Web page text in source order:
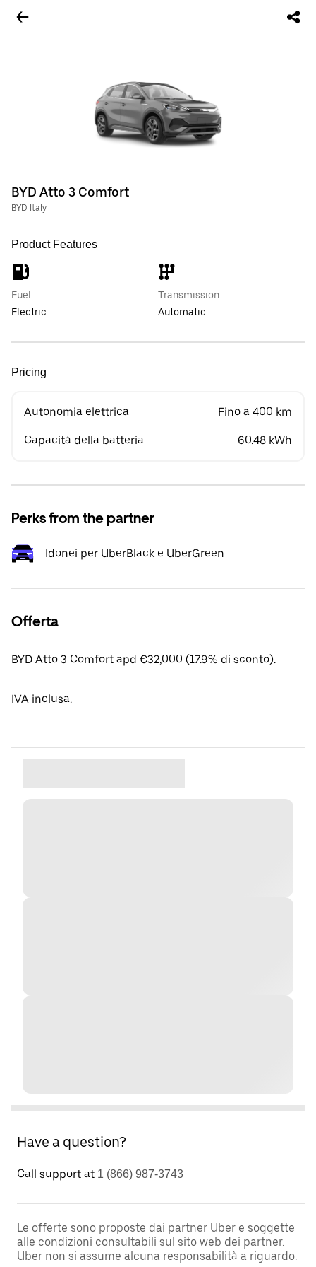
BYD Atto 3 Comfort
BYD Italy
Product Features
Fuel
Electric
Transmission
Automatic
Pricing
Autonomia elettrica Fino a 400 km
Capacità della batteria 60.48 kWh
Perks from the partner
Idonei per UberBlack e UberGreen
Offerta
BYD Atto 3 Comfort apd €32,000 (17.9% di sconto).
IVA inclusa.
Have a question?
Call support at 1 (866) 987-3743
Le offerte sono proposte dai partner Uber e soggette
alle condizioni consultabili sul sito web dei partner.
Uber non si assume alcuna responsabilità a riguardo.